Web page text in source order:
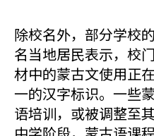
除校名外，部分学校
名当地居民表示，校
材中的蒙古文使用正
一的汉字标识。一些
语培训，或被调整至